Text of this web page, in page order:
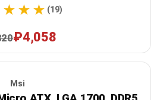
(19)
₽4,058
Msi